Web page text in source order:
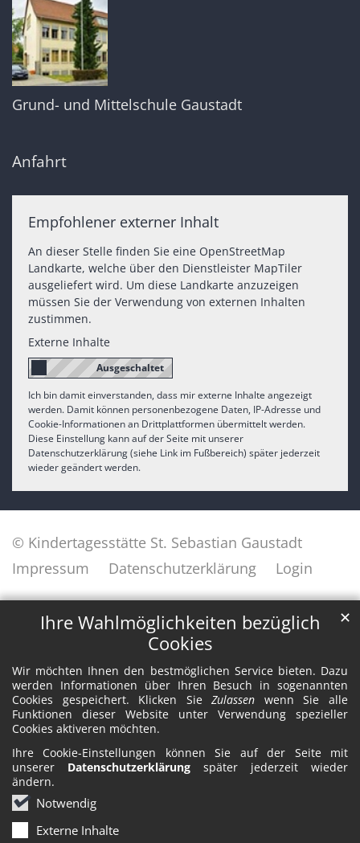
Ihre Wahlmöglichkeiten bezüglich
Cookies
Wir möchten Ihnen den bestmöglichen Service bieten. Dazu
werden Informationen über Ihren Besuch in sogenannten
Cookies gespeichert. Klicken SieZulassen wenn Sie alle
Funktionen dieser Website unter Verwendung spezieller
Cookies aktiveren möchten.
Ihre Cookie-Einstellungen können Sie auf der Seite mit
unserer Datenschutzerklärung später jederzeit wieder
ändern.
Notwendig
Externe Inhalte
✕
Grund- und Mittelschule Gaustadt
Anfahrt
Empfohlener externer Inhalt
An dieser Stelle finden Sie eine OpenStreetMap
Landkarte, welche über den Dienstleister MapTiler
ausgeliefert wird. Um diese Landkarte anzuzeigen
müssen Sie der Verwendung von externen Inhalten
zustimmen.
Externe Inhalte
Ich bin damit einverstanden, dass mir externe Inhalte angezeigt
werden. Damit können personenbezogene Daten, IP-Adresse und
Cookie-Informationen an Drittplattformen übermittelt werden.
Diese Einstellung kann auf der Seite mit unserer
Datenschutzerklärung (siehe Link im Fußbereich) später jederzeit
wieder geändert werden.
© Kindertagesstätte St. Sebastian Gaustadt
Impressum
Datenschutzerklärung Login